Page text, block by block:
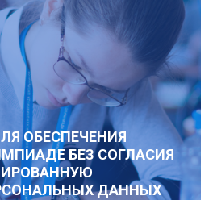
ОБЕСПЕЧЕНИЯ
БЕЗ СОГЛАСИЯ
ДАННЫХ